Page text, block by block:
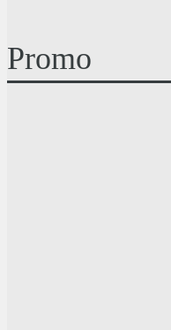
Promo